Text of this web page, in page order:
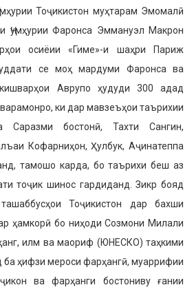
Тоҷикистон муҳта­рам Эмомалӣ
Ҷумҳурии Фаронса Эммануэл Макрон
осиёии «Гиме»-и шаҳри Париж
се моҳ мардуми Фаронса ва
Ав­рупо ҳудуди 300 адад
ки дар мавзеъҳои таърихии
Саразми бостонӣ, Тахти Сангин,
Кофарниҳон, Ҳулбук, Аҷинатеппа
тамошо карда, бо таърихи беш аз
тоҷик шинос гардиданд. Зикр бояд
Тоҷикистон дар бахши
ҳамкорӣ бо ниҳоди Созмони Милали
илм ва маориф (ЮНЕСКО) таҳкими
ҳифзи мероси фарҳангӣ, муаррифии
ва фарҳанги бостониву ғании